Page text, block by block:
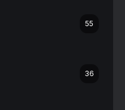
55
36